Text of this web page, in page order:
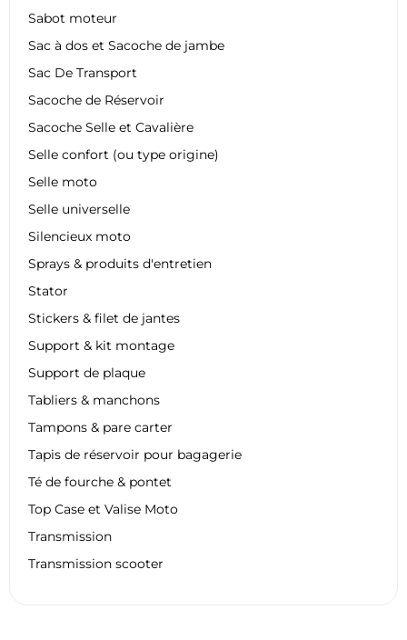
Sabot moteur
Sac à dos et Sacoche de jambe
Sac De Transport
Sacoche de Réservoir
Sacoche Selle et Cavalière
Selle confort (ou type origine)
Selle moto
Selle universelle
Silencieux moto
Sprays & produits d'entretien
Stator
Stickers & filet de jantes
Support & kit montage
Support de plaque
Tabliers & manchons
Tampons & pare carter
Tapis de réservoir pour bagagerie
Té de fourche & pontet
Top Case et Valise Moto
Transmission
Transmission scooter